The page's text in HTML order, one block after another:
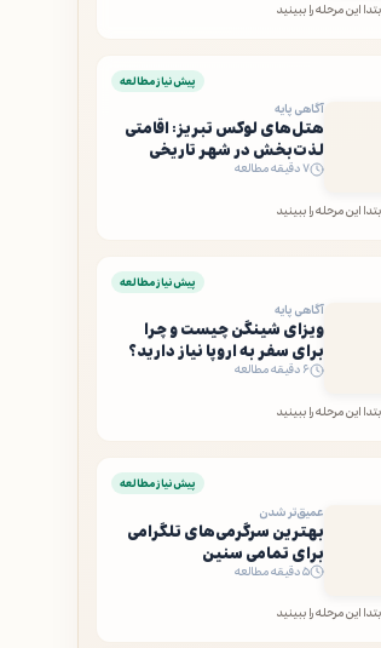
این مرحله را ببینید
پیش‌نیاز مطالعه
آگاهی پایه
هتل‌های لوکس تبریز: اقامتی
لذت‌بخش در شهر تاریخی
۷ دقیقه مطالعه
این مرحله را ببینید
پیش‌نیاز مطالعه
آگاهی پایه
ویزای شینگن چیست و چرا
برای سفر به اروپا نیاز دارید؟
۶ دقیقه مطالعه
این مرحله را ببینید
پیش‌نیاز مطالعه
عمیق‌تر شدن
بهترین سرگرمی‌های تلگرامی
برای تمامی سنین
۵ دقیقه مطالعه
این مرحله را ببینید